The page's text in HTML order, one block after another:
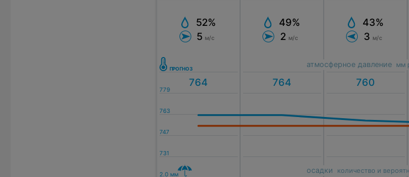
52%
5 м/с
49%
2 м/с
43%
3 м/с
атмосферное давление мм
осадки количество и